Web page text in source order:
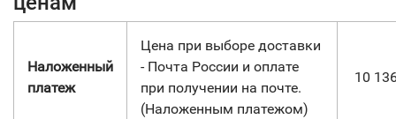
Наложенный
платеж
Цена при выборе доставки
- Почта России и оплате
при получении на почте.
(Наложенным платежом)
10